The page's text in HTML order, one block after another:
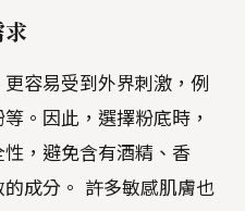
容易受到外界刺激，例
。因此，選擇粉底時，
，避免含有酒精、香
成分。 許多敏感肌膚也